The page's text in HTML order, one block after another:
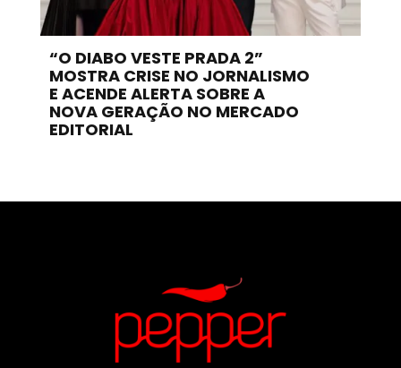
“O DIABO VESTE PRADA 2”
MOSTRA CRISE NO JORNALISMO
E ACENDE ALERTA SOBRE A
NOVA GERAÇÃO NO MERCADO
EDITORIAL